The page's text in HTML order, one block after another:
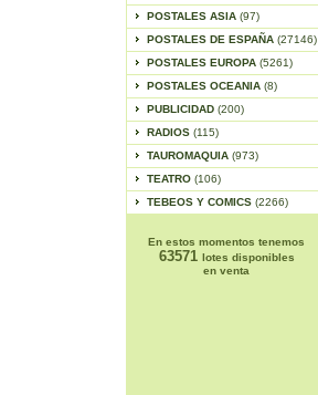
POSTALES ASIA (97)
POSTALES DE ESPAÑA (27146)
POSTALES EUROPA (5261)
POSTALES OCEANIA (8)
PUBLICIDAD (200)
RADIOS (115)
TAUROMAQUIA (973)
TEATRO (106)
TEBEOS Y COMICS (2266)
En estos momentos tenemos
63571 lotes disponibles
en venta